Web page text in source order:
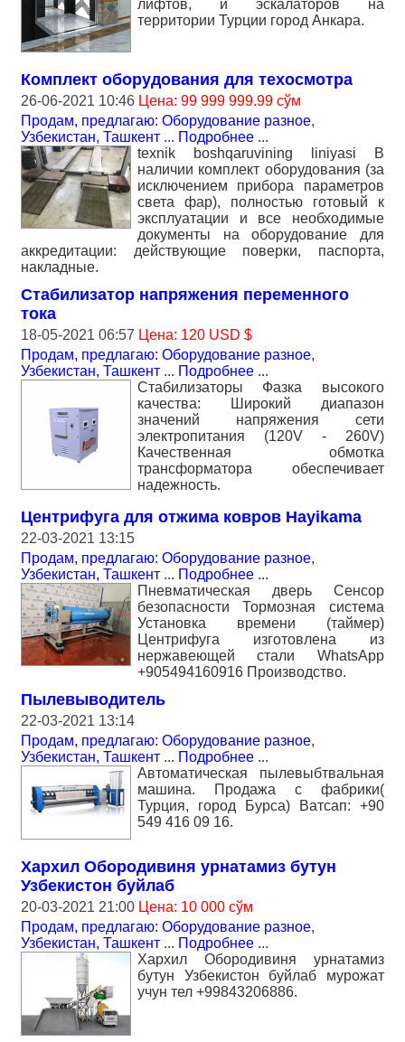
лифтов, и эскалаторов на
территории Турции город Анкара.
Комплект оборудования для техосмотра
26-06-2021 10:46 Цена: 99 999 999.99 сўм
Продам, предлагаю: Оборудование разное,
Узбекистан, Ташкент ... Подробнее ...
texnik boshqaruvining liniyasi В
наличии комплект оборудования (за
исключением прибора параметров
света фар), полностью готовый к
эксплуатации и все необходимые
документы на оборудование для
аккредитации: действующие поверки, паспорта,
накладные.
Стабилизатор напряжения переменного
тока
18-05-2021 06:57 Цена: 120 USD $
Продам, предлагаю: Оборудование разное,
Узбекистан, Ташкент ... Подробнее ...
Стабилизаторы Фазка высокого
качества: Широкий диапазон
значений напряжения сети
электропитания (120V - 260V)
Качественная обмотка
трансформатора обеспечивает
надежность.
Центрифуга для отжима ковров Hayikama
22-03-2021 13:15
Продам, предлагаю: Оборудование разное,
Узбекистан, Ташкент ... Подробнее ...
Пневматическая дверь Сенсор
безопасности Тормозная система
Установка времени (таймер)
Центрифуга изготовлена из
нержавеющей стали WhatsApp
+905494160916 Производство.
Пылевыводитель
22-03-2021 13:14
Продам, предлагаю: Оборудование разное,
Узбекистан, Ташкент ... Подробнее ...
Автоматическая пылевыбтвальная
машина. Продажа с фабрики(
Турция, город Бурса) Ватсап: +90
549 416 09 16.
Хархил Обородивиня урнатамиз бутун
Узбекистон буйлаб
20-03-2021 21:00 Цена: 10 000 сўм
Продам, предлагаю: Оборудование разное,
Узбекистан, Ташкент ... Подробнее ...
Хархил Обородивиня урнатамиз
бутун Узбекистон буйлаб мурожат
учун тел +99843206886.